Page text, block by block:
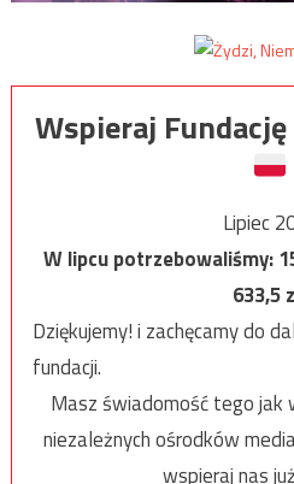
Wspieraj
Lipiec
W lipcu potrzebowaliśmy:
633,5
Dziękujemy! i zachęcamy do
fundacji.
Masz świadomość tego
niezależnych ośrodków
wspieraj nas